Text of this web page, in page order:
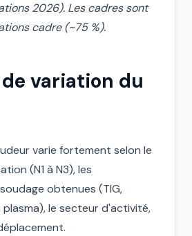
2026). Les cadres sont
cadre (~75 %).
variation du
varie fortement selon le
(N1 à N3), les
obtenues (TIG,
plasma), le secteur d'activité,